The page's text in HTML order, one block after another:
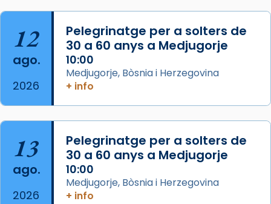
Acompanyant la història de sant Cugat, a
partir de l’Edat Mitjana sorgeix la tradició
que les santes Juliana (“relatiu a Júlia”) i
Semproniana (“relatiu a Semprònia =
eterna”) són deixebles seves. I l’any 1667, el
... Ver más
View on Facebook · Share
12
ago.
2026
Pelegrinatge per a solters de
30 a 60 anys a Medjugorje
10:00
Medjugorje, Bòsnia i Herzegovina
+ info
13
ago.
2026
Pelegrinatge per a solters de
30 a 60 anys a Medjugorje
10:00
Medjugorje, Bòsnia i Herzegovina
+ info